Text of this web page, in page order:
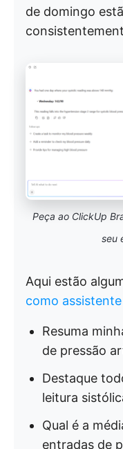
de domingo
Peça ao ClickUp
seu
Aqui estão
como
Resuma
de pressão
Destaque
leitura
Qual é a
entradas de